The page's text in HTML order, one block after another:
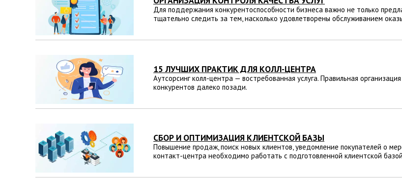
Для поддержания конкурентоспособности бизнеса важно не только
тщательно следить за тем, насколько удовлетворены обслуживанием
15 ЛУЧШИХ ПРАКТИК ДЛЯ КОЛЛ-ЦЕНТРА
Аутсорсинг колл-центра — востребованная услуга. Правильная
конкурентов далеко позади.
СБОР И ОПТИМИЗАЦИЯ КЛИЕНТСКОЙ БАЗЫ
Повышение продаж, поиск новых клиентов, уведомление покупателей о
контакт-центра необходимо работать с подготовленной клиентской